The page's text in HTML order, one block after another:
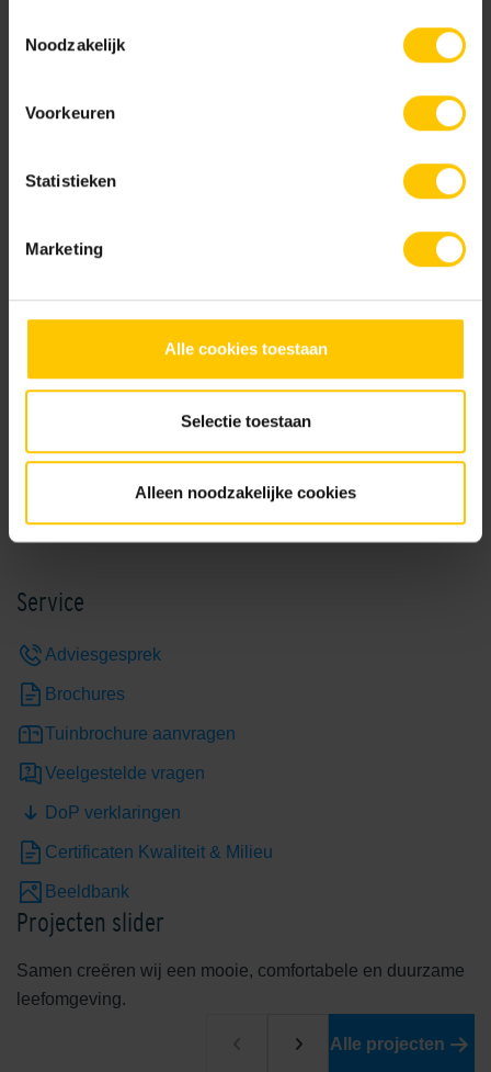
Noodzakelijk
Voorkeuren
Statistieken
Marketing
Alle cookies toestaan
Selectie toestaan
Alleen noodzakelijke cookies
Alpage
Service
Adviesgesprek
Brochures
Tuinbrochure aanvragen
Veelgestelde vragen
DoP verklaringen
Certificaten Kwaliteit & Milieu
Beeldbank
Projecten slider
Samen creëren wij een mooie, comfortabele en duurzame
leefomgeving.
Alle projecten